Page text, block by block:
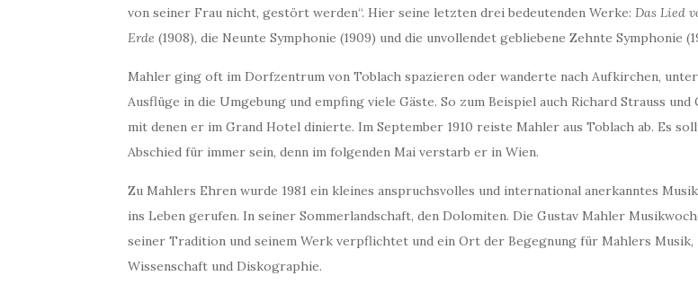
von seiner Frau nicht, gestört werden“. Hier seine letzten drei bedeutenden Werke: Das Lied
Erde (1908), die Neunte Symphonie (1909) und die unvollendet gebliebene Zehnte Symphonie
Mahler ging oft im Dorfzentrum von Toblach spazieren oder wanderte nach Aufkirchen,
Ausflüge in die Umgebung und empfing viele Gäste. So zum Beispiel auch Richard Strauss und
mit denen er im Grand Hotel dinierte. Im September 1910 reiste Mahler aus Toblach ab. Es
Abschied für immer sein, denn im folgenden Mai verstarb er in Wien.
Zu Mahlers Ehren wurde 1981 ein kleines anspruchsvolles und international anerkanntes
ins Leben gerufen. In seiner Sommerlandschaft, den Dolomiten. Die Gustav Mahler
seiner Tradition und seinem Werk verpflichtet und ein Ort der Begegnung für Mahlers Musik,
Wissenschaft und Diskographie.